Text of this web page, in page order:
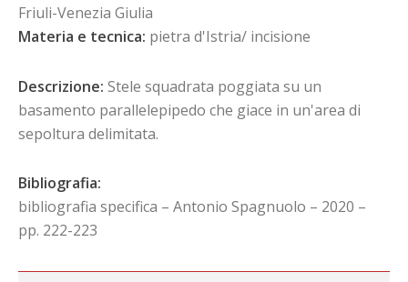
Friuli-Venezia Giulia
Materia e tecnica: pietra d'Istria/ incisione
Descrizione: Stele squadrata poggiata su un
basamento parallelepipedo che giace in un'area di
sepoltura delimitata.
Bibliografia:
bibliografia specifica – Antonio Spagnuolo – 2020 –
pp. 222-223